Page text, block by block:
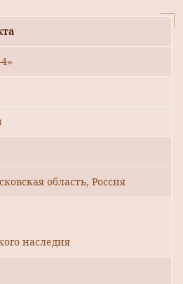
область, Россия
наследия